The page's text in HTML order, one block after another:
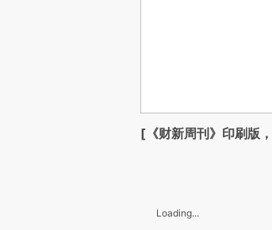
[《财新周刊》印刷版，
Loading...